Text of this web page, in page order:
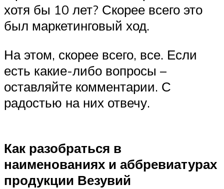
хотя бы 10 лет? Скорее всего это
был маркетинговый ход.
На этом, скорее всего, все. Если
есть какие-либо вопросы –
оставляйте комментарии. С
радостью на них отвечу.
Как разобраться в
наименованиях и аббревиатурах
продукции Везувий